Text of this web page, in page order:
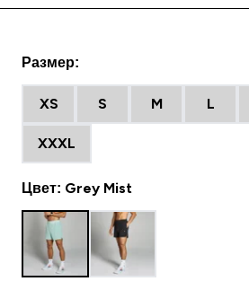
Размер:
XS S M L
XXXL
Цвет: Grey Mist